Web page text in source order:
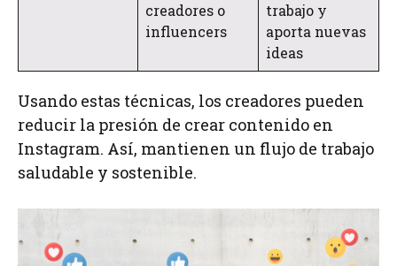
creadores o
influencers
trabajo y
aporta nuevas
ideas
Usando estas técnicas, los creadores pueden
reducir la presión de crear contenido en
Instagram. Así, mantienen un flujo de trabajo
saludable y sostenible.